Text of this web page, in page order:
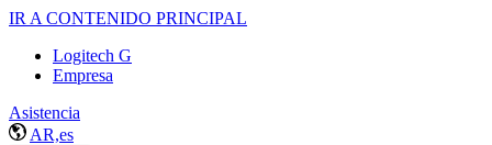
IR A CONTENIDO PRINCIPAL
Logitech G
Empresa
Asistencia
AR,es